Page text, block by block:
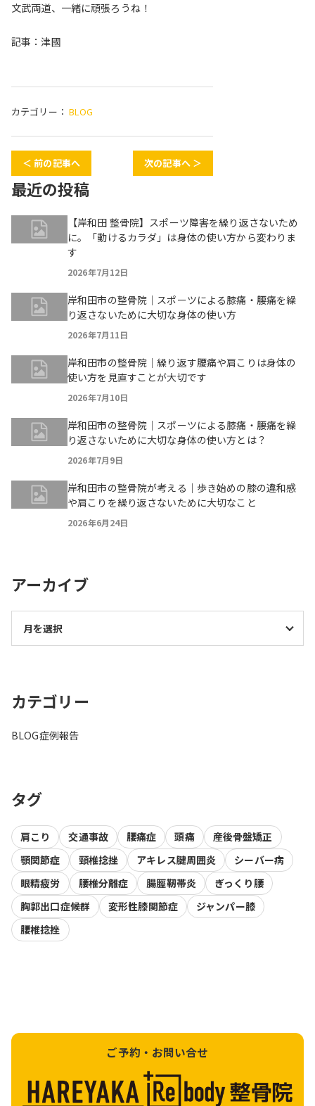
文武両道、一緒に頑張ろうね！
記事：津國
カテゴリー： BLOG
＜ 前の記事へ 次の記事へ ＞
最近の投稿
【岸和田 整骨院】スポーツ障害を繰り返さないため
に。「動けるカラダ」は身体の使い方から変わりま
す
2026年7月12日
岸和田市の整骨院｜スポーツによる膝痛・腰痛を繰
り返さないために大切な身体の使い方
2026年7月11日
岸和田市の整骨院｜繰り返す腰痛や肩こりは身体の
使い方を見直すことが大切です
2026年7月10日
岸和田市の整骨院｜スポーツによる膝痛・腰痛を繰
り返さないために大切な身体の使い方とは？
2026年7月9日
岸和田市の整骨院が考える｜歩き始めの膝の違和感
や肩こりを繰り返さないために大切なこと
2026年6月24日
アーカイブ
カテゴリー
BLOG症例報告
タグ
肩こり 交通事故 腰痛症 頭痛
産後骨盤矯正
顎関節症
頸椎捻挫 アキレス腱周囲炎
シーバー病
眼精疲労
腰椎分離症 腸脛靭帯炎
ぎっくり腰
胸郭出口症候群
変形性膝関節症
ジャンパー膝
腰椎捻挫
ご予約・お問い合せ